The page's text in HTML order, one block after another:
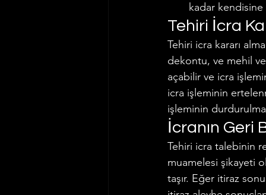
kadar kendisine
Tehiri İcra
Tehiri icra kararı
dekontu, ve mehil
açabilir ve icra
icra işleminin
işleminin
İcranın Geri
Tehiri icra talebinin
muamelesi şikayeti
taşır. Eğer itiraz